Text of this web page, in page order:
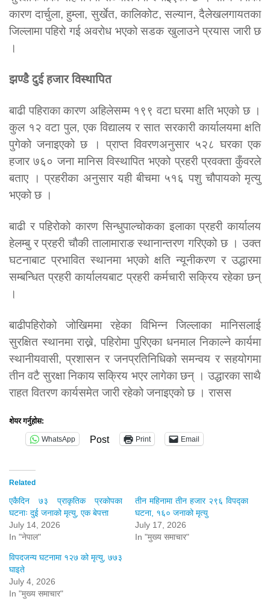
कारण दार्चुला, हुम्ला, सुर्खेत, कालिकोट, सल्यान, दैलेखलगायतका
जिल्लामा पहिरो गई अवरोध भएको सडक खुलाउने प्रयास जारी छ
।
झण्डै दुई हजार विस्थापित
बाढी पहिराका कारण अहिलेसम्म १९९ वटा घरमा क्षति भएको छ ।
कुल १२ वटा पुल, एक विद्यालय र सात सरकारी कार्यालयमा क्षति
पुगेको जनाइएको छ । प्राप्त विवरणअनुसार ५२८ घरका एक
हजार ७६० जना मानिस विस्थापित भएको प्रहरी प्रवक्ता कुँवरले
बताए । प्रहरीका अनुसार यही बीचमा ५१६ पशु चौपायको मृत्यु
भएको छ ।
बाढी र पहिरोको कारण सिन्धुपाल्चोकका इलाका प्रहरी कार्यालय
हेलम्बु र प्रहरी चौकी तालामाराङ स्थानान्तरण गरिएको छ । उक्त
घटनाबाट प्रभावित स्थानमा भएको क्षति न्यूनीकरण र उद्धारमा
सम्बन्धित प्रहरी कार्यालयबाट प्रहरी कर्मचारी सक्रिय रहेका छन्
।
बाढीपहिरोको जोखिममा रहेका विभिन्न जिल्लाका मानिसलाई
सुरक्षित स्थानमा राख्ने, पहिरोमा पुरिएका धनमाल निकाल्ने कार्यमा
स्थानीयवासी, प्रशासन र जनप्रतिनिधिको समन्वय र सहयोगमा
तीन वटै सुरक्षा निकाय सक्रिय भएर लागेका छन् । उद्धारका साथै
राहत वितरण कार्यसमेत जारी रहेको जनाइएको छ । रासस
शेयर गर्नुहोस:
WhatsApp Post Print Email
Related
एकैदिन ७३ प्राकृतिक प्रकोपका
घटनाः दुई जनाको मृत्यु, एक बेपत्ता
July 14, 2026
In "नेपाल"
तीन महिनामा तीन हजार २९६ विपद्का
घटना, १६० जनाको मृत्यु
July 17, 2026
In "मुख्य समाचार"
विपदजन्य घटनामा १२७ को मृत्यु, ७७३
घाइते
July 4, 2026
In "मुख्य समाचार"